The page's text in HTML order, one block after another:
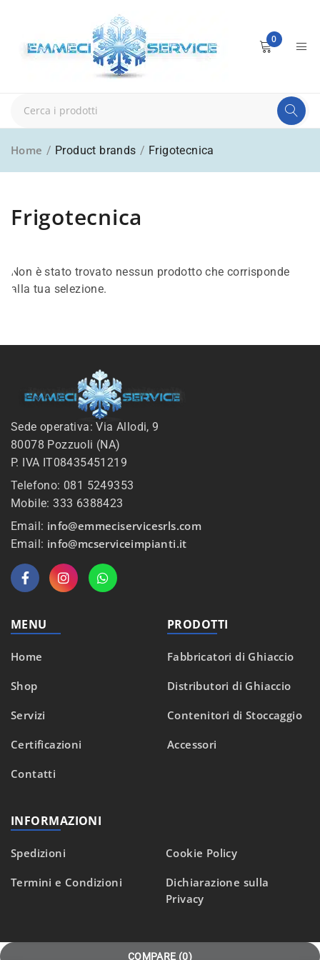
0
Frigotecnica
Home / Product brands / Frigotecnica
Non è stato trovato nessun prodotto che corrisponde
alla tua selezione.
Sede operativa: Via Allodi, 9
80078 Pozzuoli (NA)
P. IVA IT08435451219
Telefono: 081 5249353
Mobile: 333 6388423
Email: info@emmeciservicesrls.com
Email: info@mcserviceimpianti.it
MENU
Home
Shop
Servizi
Certificazioni
Contatti
PRODOTTI
Fabbricatori di Ghiaccio
Distributori di Ghiaccio
Contenitori di Stoccaggio
Accessori
INFORMAZIONI
Spedizioni
Termini e Condizioni
Cookie Policy
Dichiarazione sulla
Privacy
COMPARE (0)